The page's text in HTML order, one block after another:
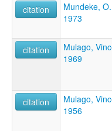
citation
Mundeke,
1973
citation
Mulago,
1969
citation
Mulago,
1956